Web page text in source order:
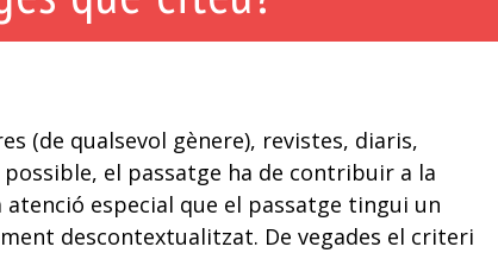
(de qualsevol gènere), revistes, diaris,
el passatge ha de contribuir a la
especial que el passatge tingui un
descontextualitzat. De vegades el criteri